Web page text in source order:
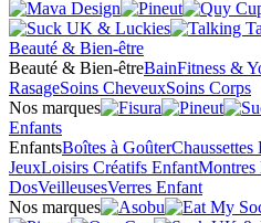
Beauté & Bien-être
Beauté & Bien-êtreBainFitness &
RasageSoins CheveuxSoins Corps
Nos marques
Enfants
EnfantsBoîtes à GoûterChaussettes
JeuxLoisirs Créatifs EnfantMontres
DosVeilleusesVerres Enfant
Nos marques